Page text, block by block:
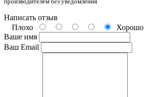
Написать отзыв
Плохо
Хорошо
Ваше имя
Ваш Email